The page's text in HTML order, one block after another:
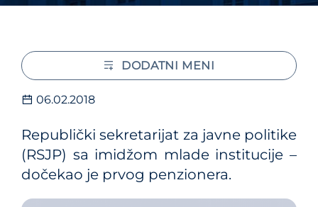
06.02.2018
Republički sekretarijat za javne politike
(RSJP) sa imidžom mlade institucije –
dočekao je prvog penzionera.
DODATNI MENI